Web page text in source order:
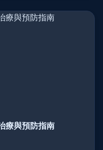
療與預防指南